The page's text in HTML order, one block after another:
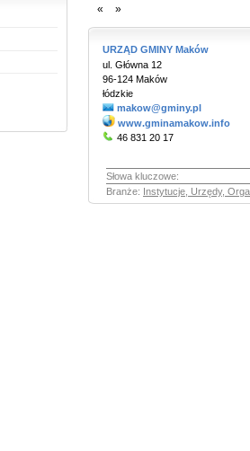
«
»
URZĄD GMINY Maków
ul. Główna 12
96-124 Maków
łódzkie
makow@gminy.pl
www.gminamakow.info
46 831 20 17
Słowa kluczowe:
Branże: Instytucje, Urzędy,